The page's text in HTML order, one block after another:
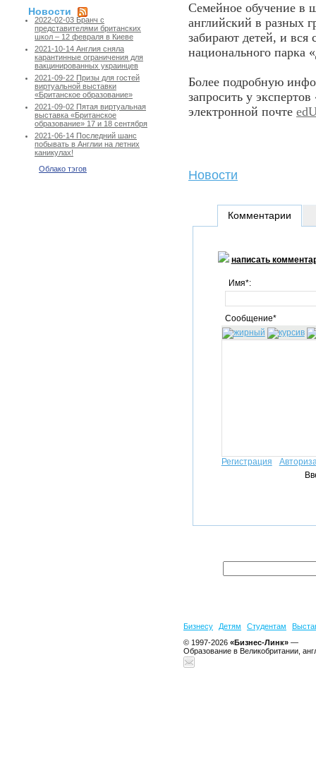
Новости
2022-02-03 Бранч с
представителями британских
школ – 12 февраля в Киеве
2021-10-14 Англия сняла
карантинные ограничения для
вакцинированных украинцев
2021-09-22 Призы для гостей
виртуальной выставки
«Британское образование»
2021-09-02 Пятая виртуальная
выставка «Британское
образование» 17 и 18 сентября
2021-06-14 Последний шанс
побывать в Англии на летних
каникулах!
Облако тэгов
Семейное обучение в
английский в разных
забирают детей, и вся
национального парка
Более подробную
запросить у
электронной почте
Новости
Комментарии
написать
Имя*:
Сообщение*
Регистрация
Бизнесу Детям Студентам
© 1997-2026 «Бизнес-Линк» —
Образование в Великобритании,